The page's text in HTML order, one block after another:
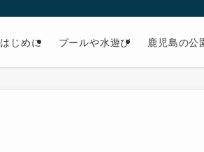
はじめに プールや水遊び 鹿児島の公